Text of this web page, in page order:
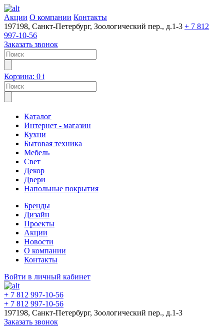
Акции О компании Контакты
197198, Санкт-Петербург, Зоологический пер., д.1-3 + 7 812
997-10-56
Заказать звонок
Корзина: 0 i
Каталог
Интернет - магазин
Кухни
Бытовая техника
Мебель
Свет
Декор
Двери
Напольные покрытия
Бренды
Дизайн
Проекты
Акции
Новости
О компании
Контакты
Войти в личный кабинет
+ 7 812 997-10-56
+ 7 812 997-10-56
197198, Санкт-Петербург, Зоологический пер., д.1-3
Заказать звонок